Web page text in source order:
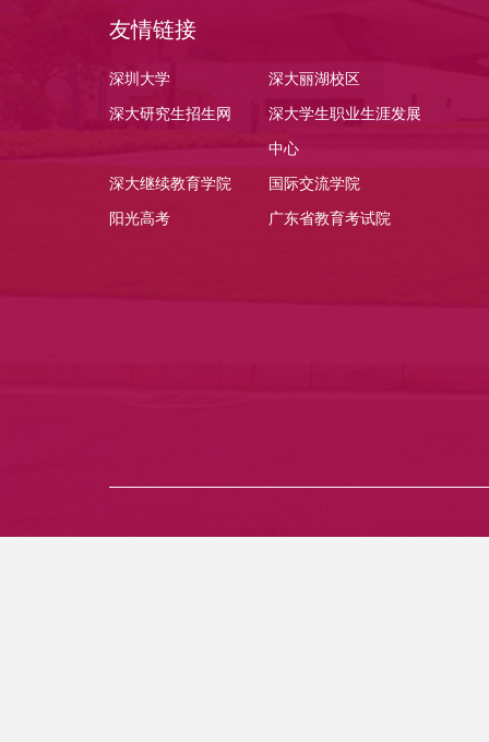
友情链接
深圳大学 深大丽湖校区
深大研究生招生网 深大学生职业生涯发展
中心
深大继续教育学院 国际交流学院
阳光高考 广东省教育考试院